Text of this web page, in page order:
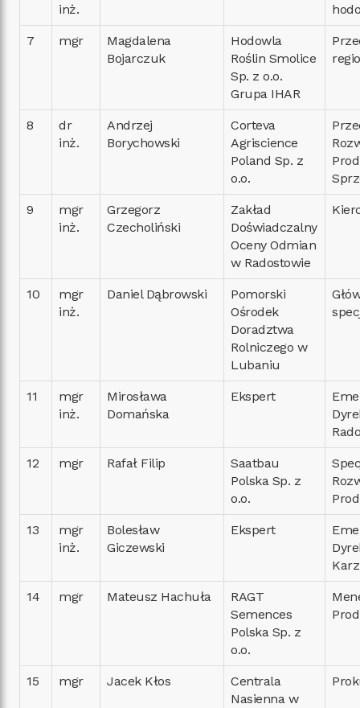
inż.
7 mgr
Magdalena
Bojarczuk
Hodowla
Roślin Smolice
Sp. z o.o.
Grupa IHAR
8
dr
inż.
Andrzej
Borychowski
Corteva
Agriscience
Poland Sp. z
o.o.
9
mgr
inż.
Grzegorz
Czecholiński
Zakład
Doświadczalny
Oceny Odmian
w Radostowie
10
mgr
inż.
Daniel Dąbrowski
Pomorski
Ośrodek
Doradztwa
Rolniczego w
Lubaniu
11
mgr
inż.
Mirosława
Domańska
Ekspert
12 mgr Rafał Filip
Saatbau
Polska Sp. z
o.o.
13
mgr
inż.
Bolesław
Giczewski
Ekspert
14 mgr Mateusz Hachuła
RAGT
Semences
Polska Sp. z
o.o.
15 mgr Jacek Kłos
Centrala
Nasienna w